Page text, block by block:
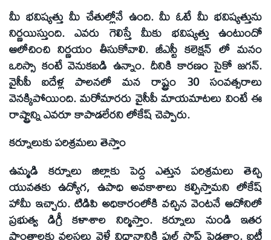
మీ భవిష్యత్తు మీ చేతుల్లోనే ఉంది. మీ ఓటే మీ భవిష్యత్తును
నిర్ణయిస్తుంది. ఎవరు గెలిస్తే మీకు భవిష్యత్తు ఉంటుందో
ఆలోచించి నిర్ణయం తీసుకోవాలి. జీఎస్టీ కలెక్షన్ లో మనం
ఒరిస్సా కంటే వెనుకబడి ఉన్నాం. దీనికి కారణం సైకో జగన్.
వైసీపీ ఐదేళ్ల పాలనలో మన రాష్ట్రం 30 సంవత్సరాలు
వెనక్కిపోయింది. మరోమారరు వైసీపీ మాయమాటలు వింటే ఈ
రాష్ట్రాన్ని ఎవరూ కాపాడలేరని లోకేష్ చెప్పారు.
కర్నూలుకు పరిశ్రమలు తెస్తాం
ఉమ్మడి కర్నూలు జిల్లాకు పెద్ద ఎత్తున పరిశ్రమలు తెచ్చి
యువతకు ఉద్యోగ, ఉపాధి అవకాశాలు కల్పిస్తామని లోకేష్
హామీ ఇచ్చారు. టిడిపి అధికారంలోకి వచ్చిన వెంటనే ఆదోనిలో
ప్రభుత్వ డిగ్రీ కళాశాల నిర్మిస్తాం. కర్నూలు నుండి ఇతర